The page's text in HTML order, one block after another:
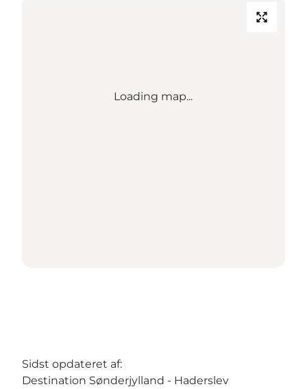
Loading map...
Sidst opdateret af:
Destination Sønderjylland - Haderslev